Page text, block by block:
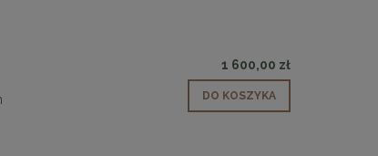
1 600,00 zł
DO KOSZYKA